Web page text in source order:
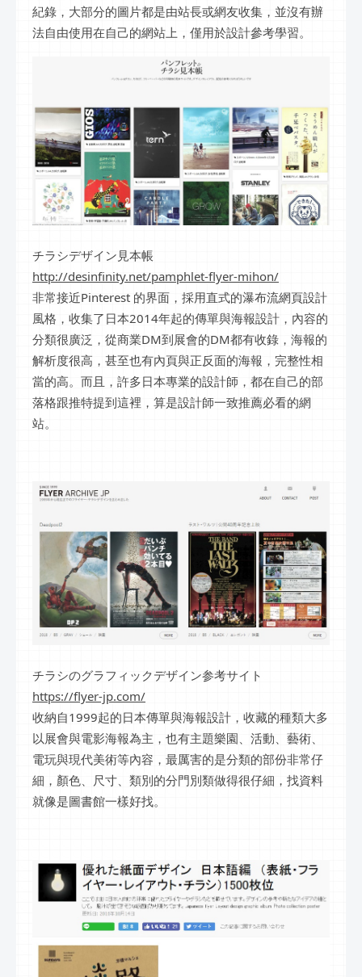
紀錄，大部分的圖片都是由站長或網友收集，並沒有辦
法自由使用在自己的網站上，僅用於設計參考學習。
チラシデザイン見本帳
http://desinfinity.net/pamphlet-flyer-mihon/
非常接近Pinterest 的界面，採用直式的瀑布流網頁設計
風格，收集了日本2014年起的傳單與海報設計，內容的
分類很廣泛，從商業DM到展會的DM都有收錄，海報的
解析度很高，甚至也有內頁與正反面的海報，完整性相
當的高。而且，許多日本專業的設計師，都在自己的部
落格跟推特提到這裡，算是設計師一致推薦必看的網
站。
チラシのグラフィックデザイン参考サイト
https://flyer-jp.com/
收納自1999起的日本傳單與海報設計，收藏的種類大多
以展會與電影海報為主，也有主題樂園、活動、藝術、
電玩與現代美術等內容，最厲害的是分類的部份非常仔
細，顏色、尺寸、類別的分門別類做得很仔細，找資料
就像是圖書館一樣好找。